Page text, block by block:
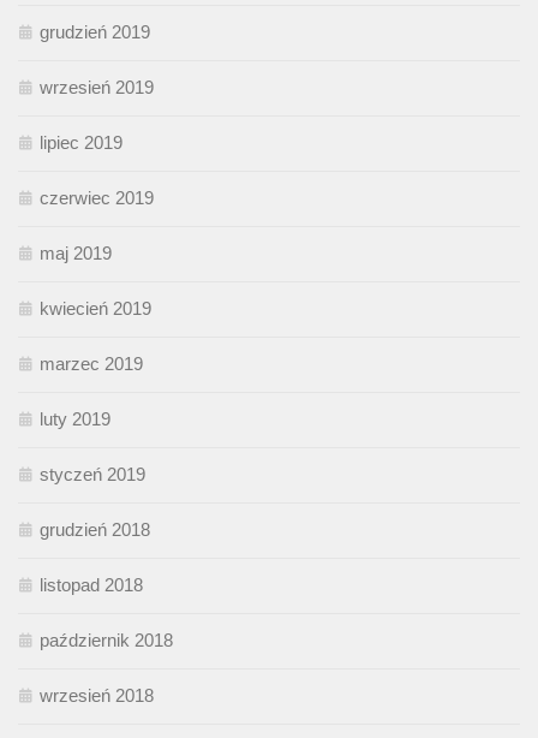
grudzień 2019
wrzesień 2019
lipiec 2019
czerwiec 2019
maj 2019
kwiecień 2019
marzec 2019
luty 2019
styczeń 2019
grudzień 2018
listopad 2018
październik 2018
wrzesień 2018